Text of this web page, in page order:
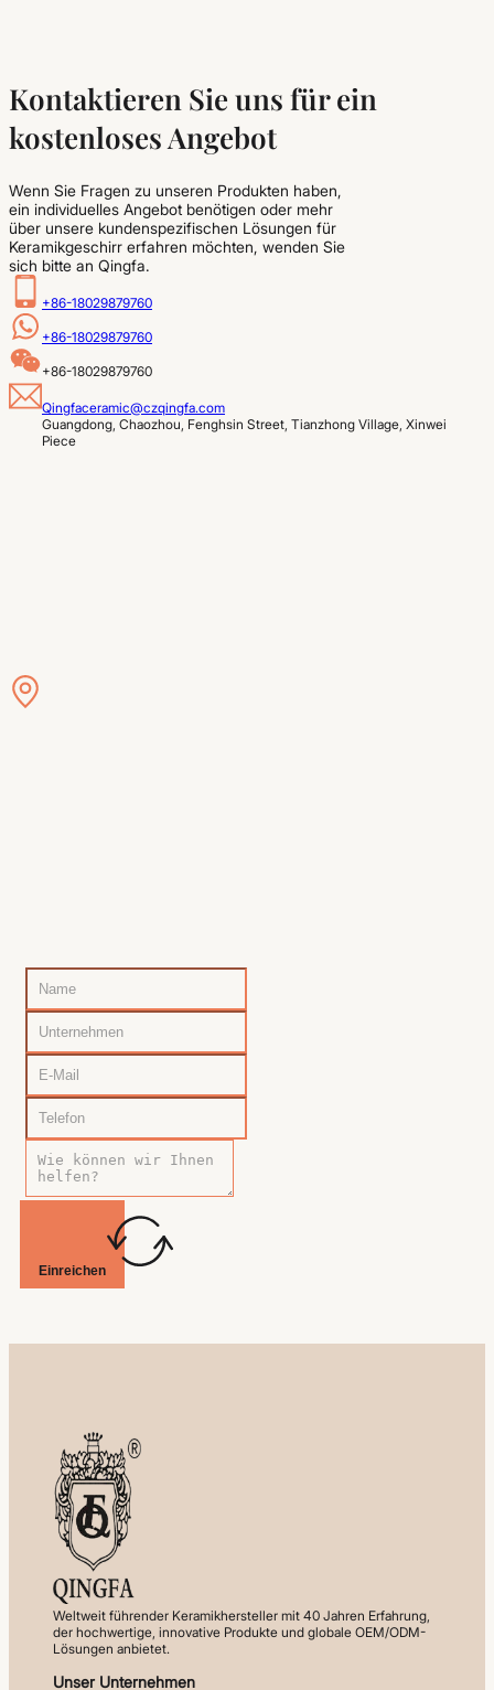
Kontaktieren Sie uns für ein
kostenloses Angebot
Wenn Sie Fragen zu unseren Produkten haben,
ein individuelles Angebot benötigen oder mehr
über unsere kundenspezifischen Lösungen für
Keramikgeschirr erfahren möchten, wenden Sie
sich bitte an Qingfa.
+86-18029879760
+86-18029879760
+86-18029879760
Qingfaceramic@czqingfa.com
Guangdong, Chaozhou, Fenghsin Street, Tianzhong Village, Xinwei
Piece
Einreichen
Weltweit führender Keramikhersteller mit 40 Jahren Erfahrung,
der hochwertige, innovative Produkte und globale OEM/ODM-
Lösungen anbietet.
Unser Unternehmen